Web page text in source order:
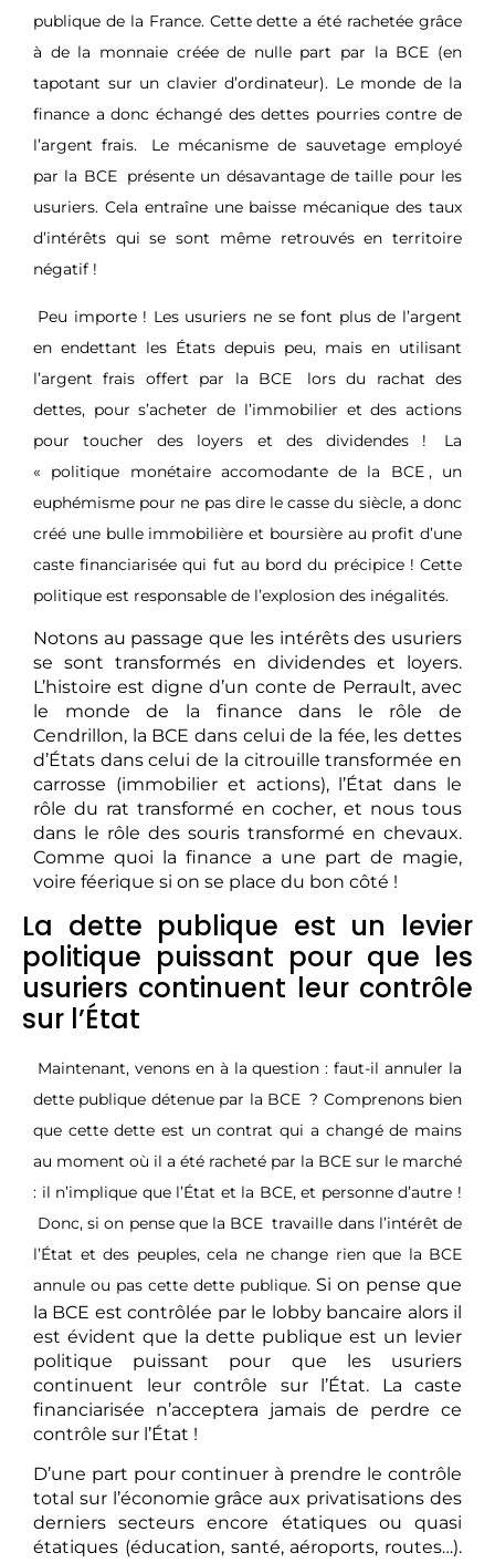
publique de la France. Cette dette a été rachetée grâce
à de la monnaie créée de nulle part par la BCE (en
tapotant sur un clavier d’ordinateur). Le monde de la
finance a donc échangé des dettes pourries contre de
l’argent frais.
Le mécanisme de sauvetage employé
par la BCE présente un désavantage de taille pour les
usuriers. Cela entraîne une baisse mécanique des taux
d’intérêts qui se sont même retrouvés en territoire
négatif !
Peu importe ! Les usuriers ne se font plus de l’argent
en endettant les États depuis peu, mais en utilisant
l’argent frais offert par la BCE
lors du rachat des
dettes, pour s’acheter de l’immobilier et des actions
pour toucher des loyers et des dividendes !
La
« politique monétaire accomodante de la BCE , un
euphémisme pour ne pas dire le casse du siècle, a donc
créé une bulle immobilière et boursière au profit d’une
caste financiarisée qui fut au bord du précipice ! Cette
politique est responsable de l’explosion des inégalités.
Notons au passage que les intérêts des usuriers
se sont transformés en dividendes et loyers.
L’histoire est digne d’un conte de Perrault, avec
le monde de la finance dans le rôle de
Cendrillon, la BCE dans celui de la fée, les dettes
d’États dans celui de la citrouille transformée en
carrosse (immobilier et actions), l’État dans le
rôle du rat transformé en cocher, et nous tous
dans le rôle des souris transformé en chevaux.
Comme quoi la finance a une part de magie,
voire féerique si on se place du bon côté !
La dette publique est un levier
politique puissant pour que les
usuriers continuent leur contrôle
sur l’État
Maintenant, venons en à la question : faut-il annuler la
dette publique détenue par la BCE ? Comprenons bien
que cette dette est un contrat qui a changé de mains
au moment où il a été racheté par la BCE sur le marché
: il n’implique que l’État et la BCE, et personne d’autre !
Donc, si on pense que la BCE travaille dans l’intérêt de
l’État et des peuples, cela ne change rien que la BCE
annule ou pas cette dette publique. Si on pense que
la BCE est contrôlée par le lobby bancaire alors il
est évident que la dette publique est un levier
politique puissant pour que les usuriers
continuent leur contrôle sur l’État. La caste
financiarisée n’acceptera jamais de perdre ce
contrôle sur l’État !
D’une part pour continuer à prendre le contrôle
total sur l’économie grâce aux privatisations des
derniers secteurs encore étatiques ou quasi
étatiques (éducation, santé, aéroports, routes…).